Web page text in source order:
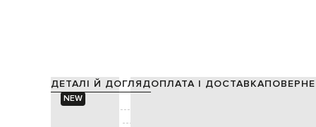
NEW
ДЕТАЛІ Й ДОГЛЯДОПЛАТА І ДОСТАВКА
Склад: